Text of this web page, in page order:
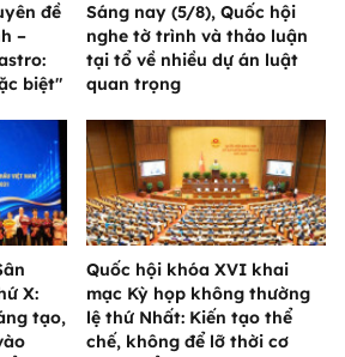
đề
–
biệt"
Sáng nay (5/8), Quốc hội
nghe tờ trình và thảo luận
tại tổ về nhiều dự án luật
quan trọng
X:
tạo,
Quốc hội khóa XVI khai
mạc Kỳ họp không thường
lệ thứ Nhất: Kiến tạo thể
chế, không để lỡ thời cơ